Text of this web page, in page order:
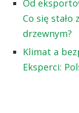
Od
Co się stało
drzewnym?
Klimat a
Eksperci: